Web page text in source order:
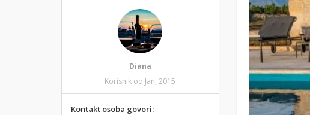
Diana
Korisnik od Jan, 2015
Kontakt osoba govori: